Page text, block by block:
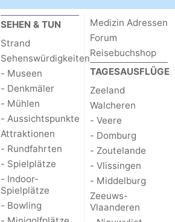
SEHEN & TUN
Strand
Sehenswürdigkeiten
- Museen
- Denkmäler
- Mühlen
- Aussichtspunkte
Attraktionen
- Rundfahrten
- Spielplätze
- Indoor-
Spielplätze
- Bowling
Medizin Adressen
Forum
Reisebuchshop
TAGESAUSFLÜGE
Zeeland
Walcheren
- Veere
- Domburg
- Zoutelande
- Vlissingen
- Middelburg
Zeeuws-
Vlaanderen